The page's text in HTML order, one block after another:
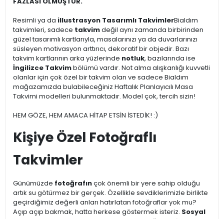
Resimli ya da illustrasyon Tasarımlı TakvimlerBialdım
takvimleri, sadece takvimdeğil aynı zamanda birbirinden
güzel tasarımlı kartlarıyla, masalarınızı ya da duvarlarınızı
süsleyen motivasyon arttırıcı, dekoratif bir objedir. Bazı
takvim kartlarının arka yüzlerinde notluk, bazılarında ise
İngilizce Takvimbölümü vardır. Not alma alışkanlığı kuvvetli
olanlar için çok özel bir takvim olan ve sadece Bialdım
mağazamızda bulabileceğiniz Haftalık Planlayıcılı Masa
Takvimi modelleri bulunmaktadır. Model çok, tercih sizin!
HEM GÖZE, HEM AMACA HİTAP ETSİN İSTEDİK! :)
Kişiye Özel Fotoğraflı
Takvimler
Günümüzde fotoğrafınçok önemli bir yere sahip olduğu
artık su götürmez bir gerçek. Özellikle sevdiklerimizle birlikte
geçirdiğimiz değerli anları hatırlatan fotoğraflar yok mu?
Açıp açıp bakmak, hatta herkese göstermek isteriz. Sosyal